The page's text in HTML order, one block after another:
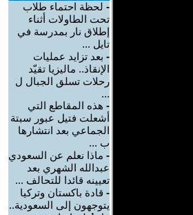
- لحظة احتماء طلاب
تحت الطاولات أثناء
إطلاق نار بمدرسة في
تايل ...
- بعد تزايد عمليات
الإنقاذ.. ماليزيا تقيّد
رحلات تسلق الجبال ل
...
- هذه المقاطع التي
أشعلت فتيل عبور سبتة
الجماعي بعد انتشارها
ب ...
- ماذا نعلم عن السعودي
عبدالله الشهري بعد
تعيينه قائدا للتحالف ...
- قادة باكستان وتركيا
يتوجهون إلى السعودية..